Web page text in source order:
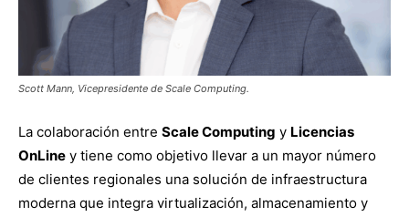
Scott Mann, Vicepresidente de Scale Computing.
La colaboración entre Scale Computing y Licencias
OnLine y tiene como objetivo llevar a un mayor número
de clientes regionales una solución de infraestructura
moderna que integra virtualización, almacenamiento y